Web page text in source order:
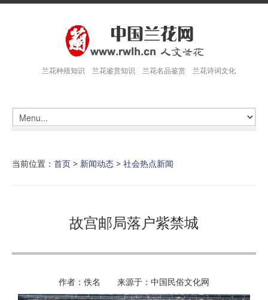
兰花种殖知识 兰花鉴赏知识 兰花名品鉴赏 兰花诗词文化
当前位置： 首页 > 新闻动态 > 社会热点新闻
故宫邮局落户紫禁城
作者：佚名 来源于：中国民俗文化网